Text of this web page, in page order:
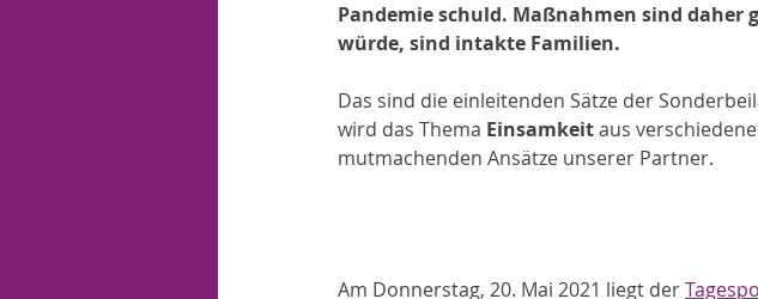
Pandemie schuld. Maßnahmen sind daher
würde, sind intakte Familien.
Das sind die einleitenden Sätze der
wird das Thema Einsamkeit aus
mutmachenden Ansätze unserer Partner.
Am Donnerstag, 20. Mai 2021 liegt der